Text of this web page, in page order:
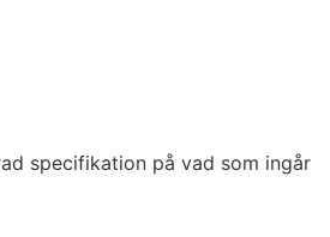
specifikation på vad som ingår